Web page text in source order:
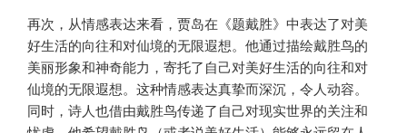
再次，从情感表达来看，贾岛在《题戴胜》中表达了对美
好生活的向往和对仙境的无限遐想。他通过描绘戴胜鸟的
美丽形象和神奇能力，寄托了自己对美好生活的向往和对
仙境的无限遐想。这种情感表达真挚而深沉，令人动容。
同时，诗人也借由戴胜鸟传递了自己对现实世界的关注和